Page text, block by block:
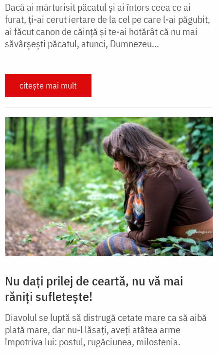
Dacă ai mărturisit păcatul și ai întors ceea ce ai
furat, ți-ai cerut iertare de la cel pe care l-ai păgubit,
ai făcut canon de căință și te-ai hotărât că nu mai
săvârșești păcatul, atunci, Dumnezeu...
citește mai mult
Nu dați prilej de ceartă, nu vă mai
răniți sufletește!
Diavolul se luptă să distrugă cetate mare ca să aibă
plată mare, dar nu-l lăsați, aveți atâtea arme
împotriva lui: postul, rugăciunea, milostenia.